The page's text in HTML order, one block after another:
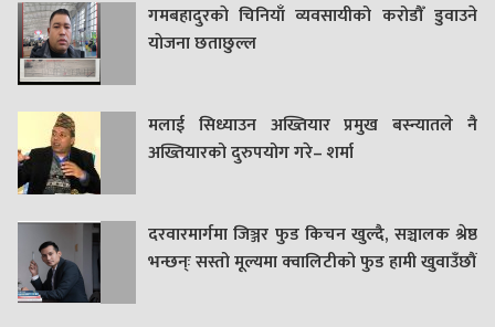
गमबहादुरकाे चिनियाँ व्यवसायीको करोडौँ डुवाउने
याेजना छताछुल्ल
मलाई सिध्याउन अख्तियार प्रमुख बस्न्यातले नै
अख्तियारको दुरुपयोग गरे– शर्मा
दरवारमार्गमा जिञ्जर फुड किचन खुल्दै, सञ्चालक श्रेष्ठ
भन्छन्ः सस्तो मूल्यमा क्वालिटीको फुड हामी खुवाउँछौं